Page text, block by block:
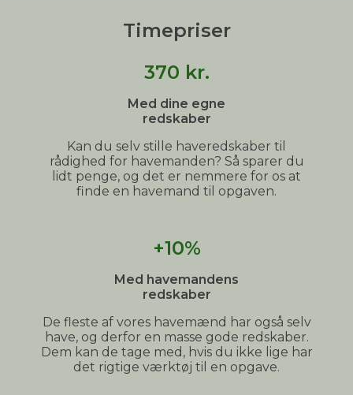
Timepriser
370 kr.
Med dine egne
redskaber
Kan du selv stille haveredskaber til
rådighed for havemanden? Så sparer du
lidt penge, og det er nemmere for os at
finde en havemand til opgaven.
+10%
Med havemandens
redskaber
De fleste af vores havemænd har også selv
have, og derfor en masse gode redskaber.
Dem kan de tage med, hvis du ikke lige har
det rigtige værktøj til en opgave.